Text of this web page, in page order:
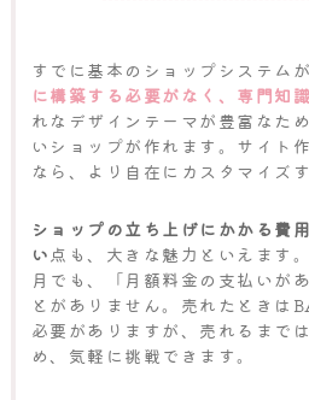
すでに基本のショップシステム
に構築する必要がなく、専門知
れなデザインテーマが豊富なた
いショップが作れます。サイト
なら、より自在にカスタマイズ
ショップの立ち上げにかかる費
い点も、大きな魅力といえます
月でも、「月額料金の支払いが
とがありません。売れたときは
必要がありますが、売れるまで
め、気軽に挑戦できます。